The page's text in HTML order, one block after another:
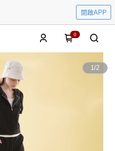
開啟APP
0
1/2